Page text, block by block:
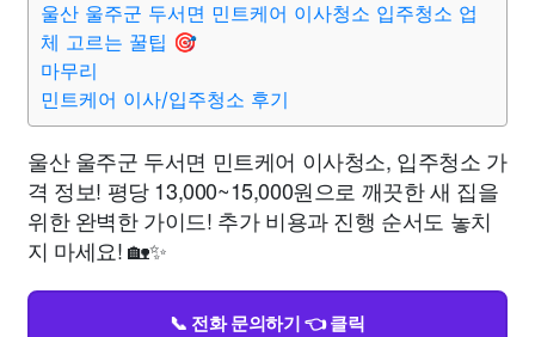
울산 울주군 두서면 민트케어 이사청소 입주청소 업
체 고르는 꿀팁 🎯
마무리
민트케어 이사/입주청소 후기
울산 울주군 두서면 민트케어 이사청소, 입주청소 가
격 정보! 평당 13,000~15,000원으로 깨끗한 새 집을
위한 완벽한 가이드! 추가 비용과 진행 순서도 놓치
지 마세요! 🏡✨
📞 전화 문의하기 👈 클릭